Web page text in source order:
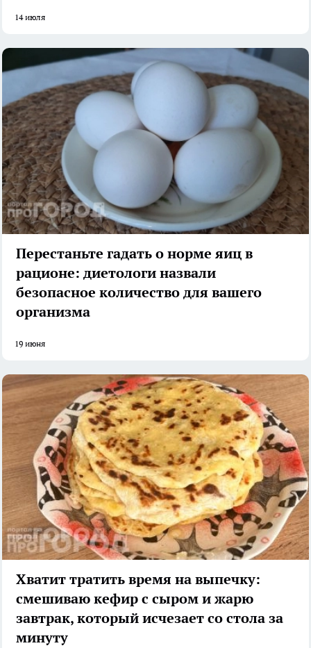
14 июля
Перестаньте гадать о норме яиц в
рационе: диетологи назвали
безопасное количество для вашего
организма
19 июня
Хватит тратить время на выпечку:
смешиваю кефир с сыром и жарю
завтрак, который исчезает со стола за
минуту